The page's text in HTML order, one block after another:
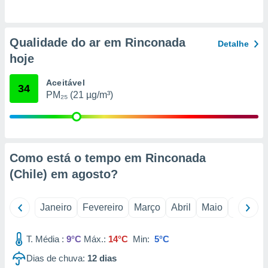
ou opor-
qualquer
em “
na
num
para
Qualidade do ar em Rinconada
hoje
Detalhe
34 Aceitável
PM₂₅ (21 µg/m³)
Como está o tempo em Rinconada
(Chile) em agosto?
Janeiro Fevereiro Março Abril Maio Junho
T. Média : 9°C Máx.: 14°C Min: 5°C
Dias de chuva: 12 dias